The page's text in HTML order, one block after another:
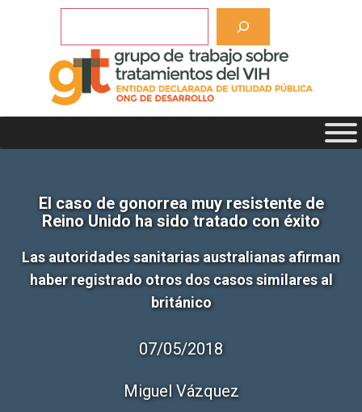
El caso de gonorrea muy resistente de
Reino Unido ha sido tratado con éxito
Las autoridades sanitarias australianas afirman
haber registrado otros dos casos similares al
británico
07/05/2018
Miguel Vázquez